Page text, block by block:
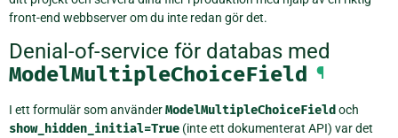
front-end webbserver om du inte redan gör det.
Denial-of-service för databas med
ModelMultipleChoiceField ¶
I ett formulär som använderModelMultipleChoiceField och
show_hidden_initial=True (inte ett dokumenterat API) var det